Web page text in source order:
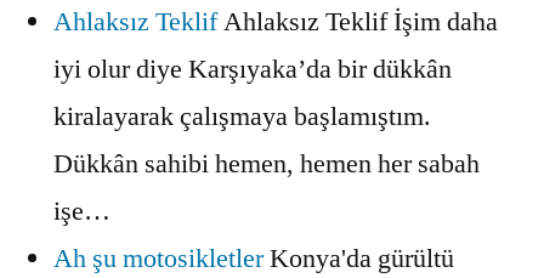
Ahlaksız TeklifAhlaksız Teklif İşim daha
iyi olur diye Karşıyaka’da bir dükkân
kiralayarak çalışmaya başlamıştım.
Dükkân sahibi hemen, hemen her sabah
işe…
Ah şu motosikletlerKonya'da gürültü